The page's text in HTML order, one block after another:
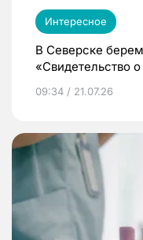
Интересное
В Северске
«Свидетельство
09:34 / 21.07.26